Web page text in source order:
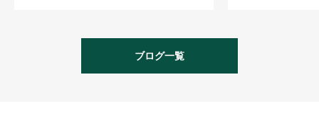
ブログ一覧